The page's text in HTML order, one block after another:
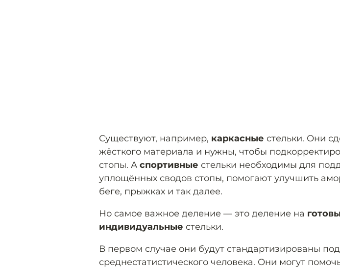
Существуют, например, каркасные стельки. Они
жёсткого материала и нужны, чтобы
стопы. А спортивные стельки необходимы для
уплощённых сводов стопы, помогают улучшить
беге, прыжках и так далее.
Но самое важное деление — это деление на
индивидуальные стельки.
В первом случае они будут стандартизированы
среднестатистического человека. Они могут